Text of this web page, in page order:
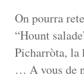
On pourra
“Hount
Picharròta, la
… A vous de